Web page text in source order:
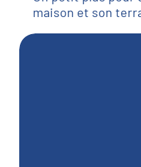
maison et son